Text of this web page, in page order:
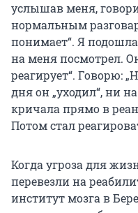
услышав меня,
нормальным
понимает“. Я
на меня посмотрел.
реагирует“. Говорю:
дня он „уходил“, ни
кричала прямо в
Потом стал
Когда угроза для
перевезли на
институт мозга в